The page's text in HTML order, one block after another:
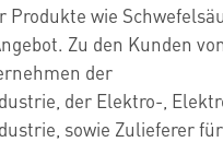
Produkte wie
Zu den Kunden
der
der Elektro-,
sowie Zulieferer